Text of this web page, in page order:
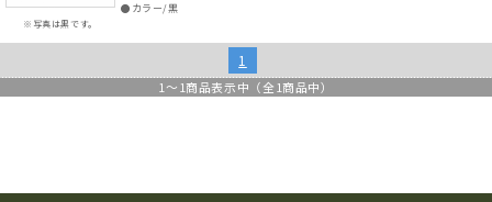
※写真は黒です。
●カラー/黒
1
1 ～ 1商品表示中（全 1商品中）